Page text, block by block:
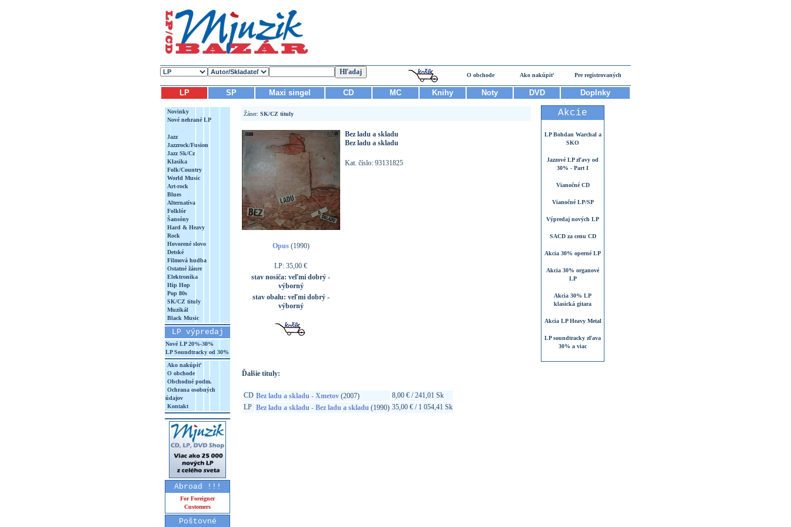
O obchode Ako nakúpiť Pre registrovaných
LP SP Maxi singel CD MC Knihy Noty DVD Doplnky
Novinky
Nové nehrané LP
Jazz
Jazzrock/Fusion
Jazz Sk/Cz
Klasika
Folk/Country
World Music
Art-rock
Blues
Alternatíva
Folklór
Šansóny
Hard & Heavy
Rock
Hovorené slovo
Detské
Filmová hudba
Ostatné žánre
Elektronika
Hip Hop
Pop 80s
SK/CZ tituly
Muzikál
Black Music
LP výpredaj
Nové LP 20%-30%
LP Soundtracky od 30%
Ako nakúpiť
O obchode
Obchodné podm.
Ochrana osobných
údajov
Kontakt
Abroad !!!
For Foreigner
Customers
Poštovné
Žáner: SK/CZ tituly
Opus(1990)
LP: 35,00 €
stav nosiča: veľmi dobrý -
výborný
stav obalu: veľmi dobrý -
výborný
Bez ladu a skladu
Bez ladu a skladu
Kat. číslo: 93131825
Ďalšie tituly:
CD Bez ladu a skladu - Xmetov(2007)
8,00 € / 241,01 Sk
LP Bez ladu a skladu - Bez ladu a skladu (1990) 35,00 € / 1 054,41 Sk
Akcie
LP Bohdan Warchal a
SKO
Jazzové LP zľavy od
30% - Part I
Vianočné CD
Vianočné LP/SP
Výpredaj nových LP
SACD za cenu CD
Akcia 30% operné LP
Akcia 30% organové
LP
Akcia 30% LP
klasická gitara
Akcia LP Heavy Metal
LP soundtracky zľava
30% a viac